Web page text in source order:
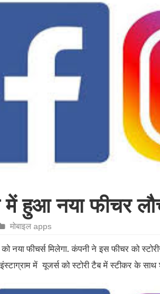
में हुआ नया फीचर
मोबाइल apps
नया फीचर्स मिलेगा. कंपनी ने इस फीचर को
में यूजर्स को स्टोरी टैब में स्टीकर के